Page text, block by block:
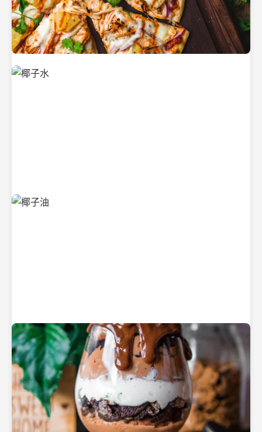
新鲜采摘的椰子
清凉解渴的椰子水
纯净的初榨椰子油